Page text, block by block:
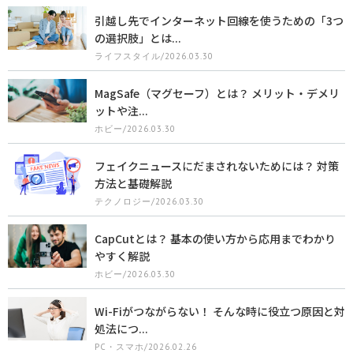
引越し先でインターネット回線を使うための「3つ
の選択肢」とは...
ライフスタイル/2026.03.30
MagSafe（マグセーフ）とは？ メリット・デメリ
ットや注...
ホビー/2026.03.30
フェイクニュースにだまされないためには？ 対策
方法と基礎解説
テクノロジー/2026.03.30
CapCutとは？ 基本の使い方から応用までわかり
やすく解説
ホビー/2026.03.30
Wi-Fiがつながらない！ そんな時に役立つ原因と対
処法につ...
PC・スマホ/2026.02.26